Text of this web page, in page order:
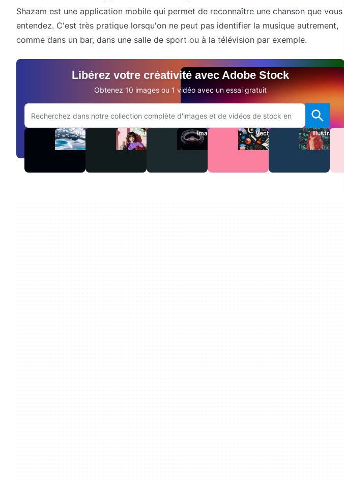
Shazam est une application mobile qui permet de reconnaître une chanson que vous
entendez. C'est très pratique lorsqu'on ne peut pas identifier la musique autrement,
comme dans un bar, dans une salle de sport ou à la télévision par exemple.
Libérez votre créativité avec Adobe Stock
Obtenez 10 images ou 1 vidéo avec un essai gratuit
Rechercher sur le site Adobe.com
Vidéos Audio Images Vecteurs Illustrations